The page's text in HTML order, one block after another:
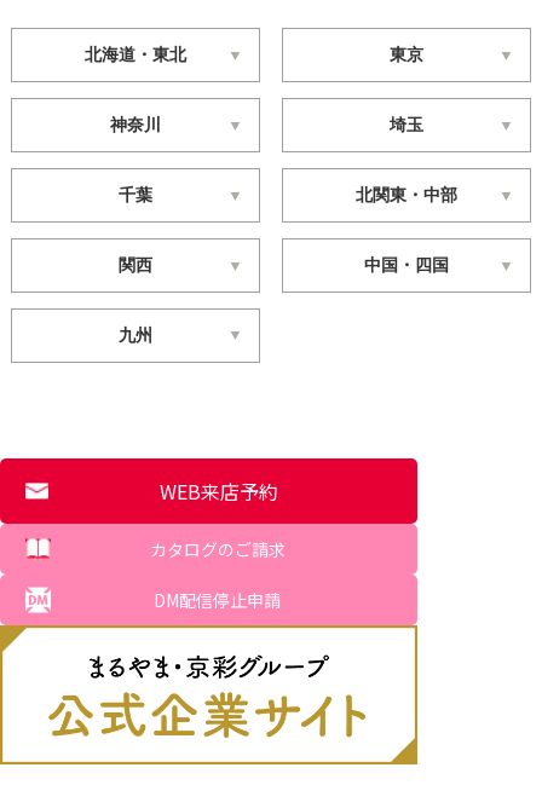
北海道・東北 東京
神奈川 埼玉
千葉 北関東・中部
関西 中国・四国
九州
WEB来店予約
カタログのご請求
DM配信停止申請